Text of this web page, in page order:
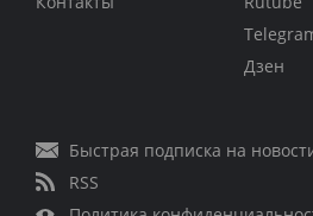
Дзен
Быстрая подписка на
RSS